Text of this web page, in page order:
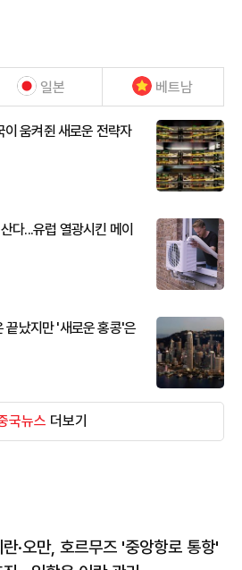
일본 베트남
움켜쥔 새로운 전략자
다...유럽 열광시킨 메이
끝났지만 '새로운 홍콩'은
국뉴스 더보기
란·오만, 호르무즈 '중앙항로 통항'